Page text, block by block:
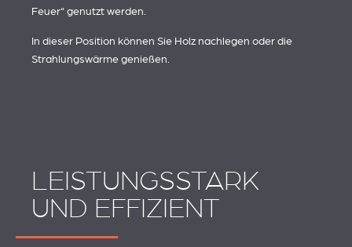
Feuer“ genutzt werden.
In dieser Position können Sie Holz nachlegen oder die
Strahlungswärme genießen.
LEISTUNGSSTARK
UND EFFIZIENT